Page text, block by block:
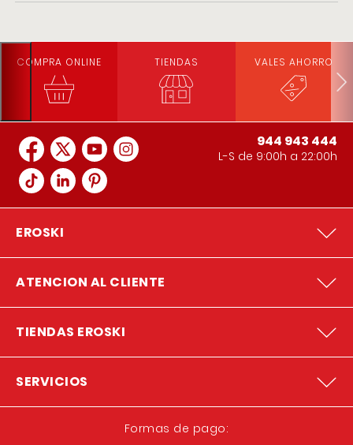
COMPRA ONLINE TIENDAS VALES AHORRO
944 943 444
L-S de 9:00h a 22:00h
EROSKI
ATENCION AL CLIENTE
TIENDAS EROSKI
SERVICIOS
Formas de pago: